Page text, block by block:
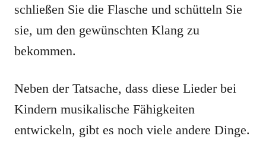
schließen Sie die Flasche und schütteln Sie
sie, um den gewünschten Klang zu
bekommen.
Neben der Tatsache, dass diese Lieder bei
Kindern musikalische Fähigkeiten
entwickeln, gibt es noch viele andere Dinge.